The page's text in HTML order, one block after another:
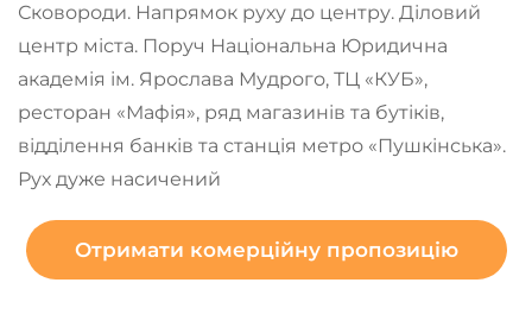
Сковороди. Напрямок руху до центру. Діловий
центр міста. Поруч Національна Юридична
академія ім. Ярослава Мудрого, ТЦ «КУБ»,
ресторан «Мафія», ряд магазинів та бутіків,
відділення банків та станція метро «Пушкінська».
Рух дуже насичений
Отримати комерційну пропозицію